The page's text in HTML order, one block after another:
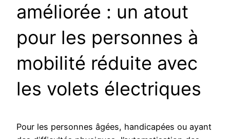
améliorée : un atout
pour les personnes à
mobilité réduite avec
les volets électriques
Pour les personnes âgées, handicapées ou ayant